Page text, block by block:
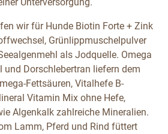
wir für Hunde Biotin Forte + Zink
Grünlippmuschelpulver
als Jodquelle. Omega
und Dorschlebertran liefern dem
Fettsäuren, Vitalhefe B-
Vitamin Mix ohne Hefe,
Algenkalk zahlreiche Mineralien.
Lamm, Pferd und Rind füttert